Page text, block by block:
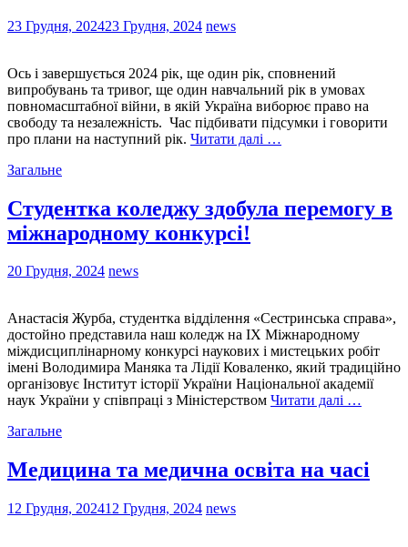
23 Грудня, 202423 Грудня, 2024 news
Ось і завершується 2024 рік, ще один рік, сповнений
випробувань та тривог, ще один навчальний рік в умовах
повномасштабної війни, в якій Україна виборює право на
свободу та незалежність. Час підбивати підсумки і говорити
про плани на наступний рік. Читати далі …
Загальне
Студентка коледжу здобула перемогу в
міжнародному конкурсі!
20 Грудня, 2024 news
Анастасія Журба, студентка відділення «Сестринська справа»,
достойно представила наш коледж на ІХ Міжнародному
міждисциплінарному конкурсі наукових і мистецьких робіт
імені Володимира Маняка та Лідії Коваленко, який традиційно
організовує Інститут історії України Національної академії
наук України у співпраці з Міністерством Читати далі …
Загальне
Медицина та медична освіта на часі
12 Грудня, 202412 Грудня, 2024 news